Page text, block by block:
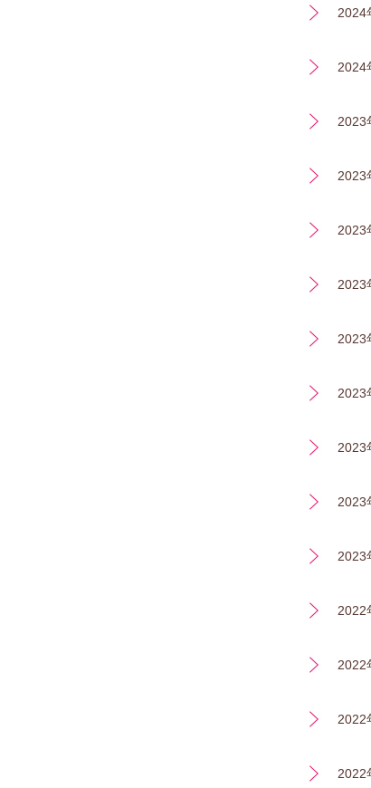
2024
2024
2023
2023
2023
2023
2023
2023
2023
2023
2023
2022
2022
2022
2022